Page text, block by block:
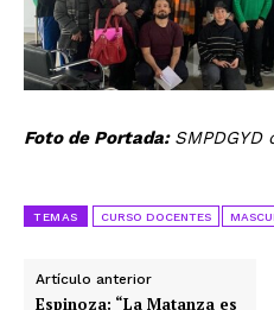
Foto de Portada: SMPDGYD
TEMAS CURSO DOCENTES
Artículo anterior
Espinoza: “La Matanza es